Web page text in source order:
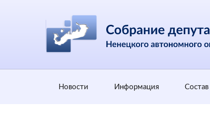
Новости Информация Состав